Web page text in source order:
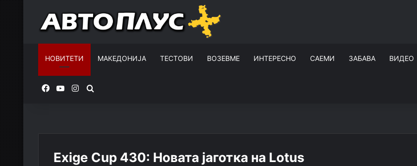
НОВИТЕТИ МАКЕДОНИЈА ТЕСТОВИ ВОЗЕВМЕ ИНТЕРЕСНО САЕМИ ЗАБАВА ВИДЕО
FacebookYouTubeInstagram
Exige Cup 430: Новата јаготка на Lotus